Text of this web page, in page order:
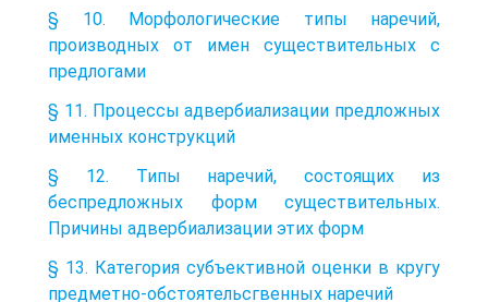
§ 10. Морфологические типы наречий,
производных от имен существительных с
предлогами
§ 11. Процессы адвербиализации предложных
именных конструкций
§ 12. Типы наречий, состоящих из
беспредложных форм существительных.
Причины адвербиализации этих форм
§ 13. Категория субъективной оценки в кругу
предметно-обстоятельсгвенных наречий